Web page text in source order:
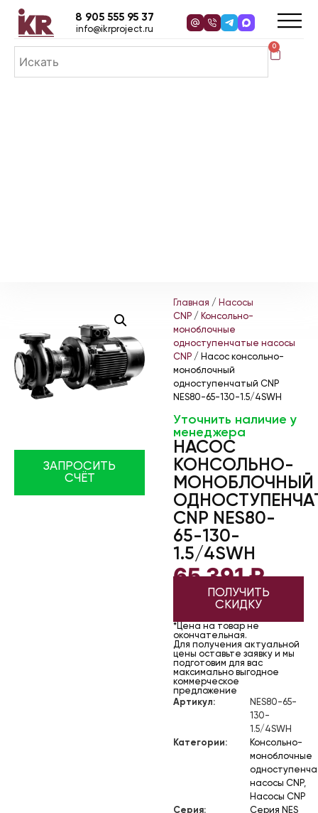
0
8 905 555 95 37
info@ikrproject.ru
ЗАПРОСИТЬ
СЧЁТ
Главная / Насосы
CNP / Консольно-
моноблочные
одноступенчатые насосы
CNP / Насос консольно-
моноблочный
одноступенчатый CNP
NES80-65-130-1.5/4SWH
Уточнить наличие у
менеджера
НАСОС
КОНСОЛЬНО-
МОНОБЛОЧНЫЙ
CNP NES80-
65-130-
1.5/4SWH
65 391₽
ПОЛУЧИТЬ
СКИДКУ
*Цена на товар не
окончательная.
Для получения актуальной
цены оставьте заявку и мы
подготовим для вас
максимально выгодное
коммерческое
предложение
Артикул:
NES80-65-
130-
1.5/4SWH
Категории:
Консольно-
моноблочные
насосы CNP,
Насосы CNP
Серия:
Серия NES